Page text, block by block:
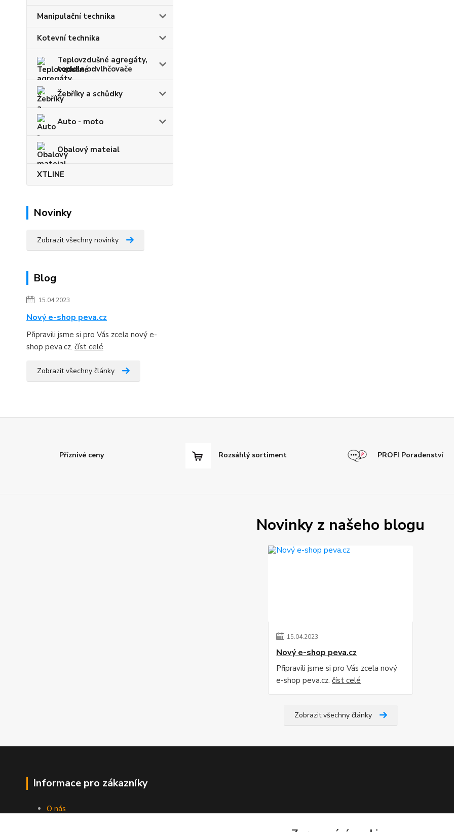
Manipulační technika
Kotevní technika
Teplovzdušné agregáty,
topidla,odvlhčovače
Žebříky a schůdky
Auto - moto
Obalový mateial
XTLINE
Novinky
Zobrazit všechny novinky
Blog
15.04.2023
Nový e-shop peva.cz
Připravili jsme si pro Vás zcela nový e-
shop peva.cz. číst celé
Zobrazit všechny články
Příznivé ceny Rozsáhlý sortiment PROFI Poradenství
Novinky z našeho blogu
15.04.2023
Nový e-shop peva.cz
Připravili jsme si pro Vás zcela nový
e-shop peva.cz.číst celé
Zobrazit všechny články
Informace pro zákazníky
O nás